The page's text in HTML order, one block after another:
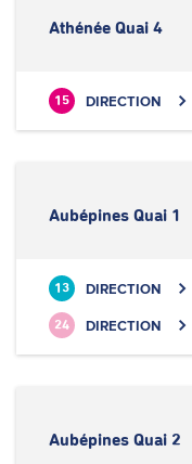
Athénée Quai 4
15 DIRECTION
Aubépines Quai 1
13 DIRECTION
24 DIRECTION
Aubépines Quai 2